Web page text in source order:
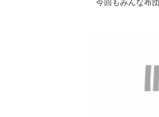
今回もみんな布